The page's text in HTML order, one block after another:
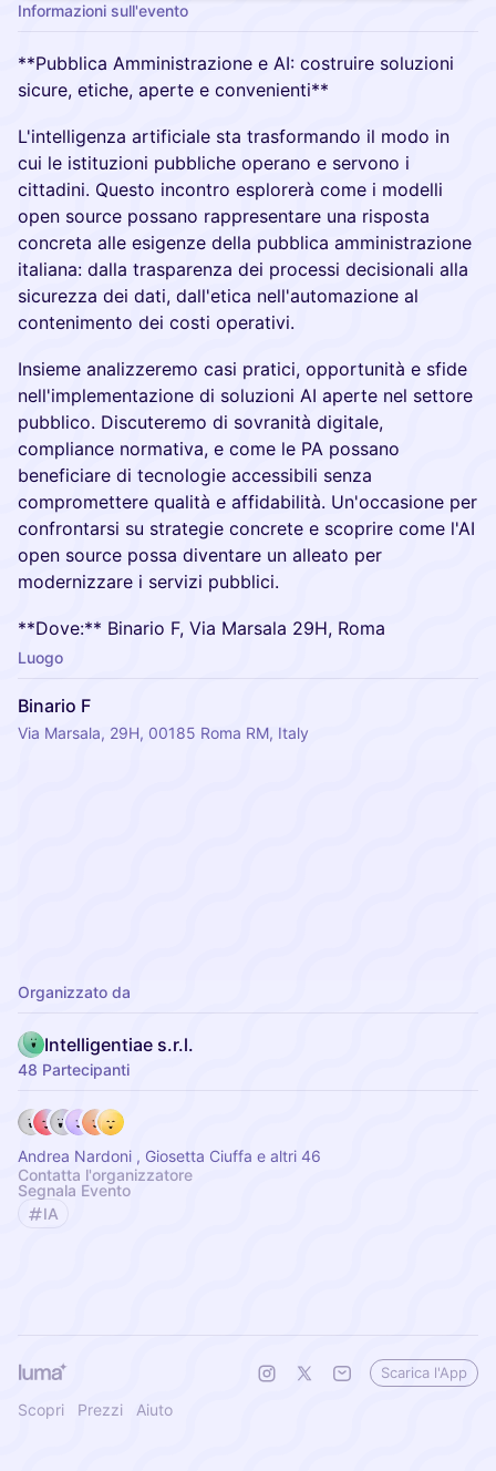
Informazioni sull'evento
**Pubblica Amministrazione e AI: costruire soluzioni
sicure, etiche, aperte e convenienti**
L'intelligenza artificiale sta trasformando il modo in
cui le istituzioni pubbliche operano e servono i
cittadini. Questo incontro esplorerà come i modelli
open source possano rappresentare una risposta
concreta alle esigenze della pubblica amministrazione
italiana: dalla trasparenza dei processi decisionali alla
sicurezza dei dati, dall'etica nell'automazione al
contenimento dei costi operativi.
Insieme analizzeremo casi pratici, opportunità e sfide
nell'implementazione di soluzioni AI aperte nel settore
pubblico. Discuteremo di sovranità digitale,
compliance normativa, e come le PA possano
beneficiare di tecnologie accessibili senza
compromettere qualità e affidabilità. Un'occasione per
confrontarsi su strategie concrete e scoprire come l'AI
open source possa diventare un alleato per
modernizzare i servizi pubblici.
**Dove:** Binario F, Via Marsala 29H, Roma
Luogo
Binario F
Via Marsala, 29H, 00185 Roma RM, Italy
Organizzato da
Intelligentiae s.r.l.
48 Partecipanti
Andrea Nardoni , Giosetta Ciuffa e altri 46
Contatta l'organizzatore
Segnala Evento
IA
Scopri Prezzi Aiuto
Scarica l'App